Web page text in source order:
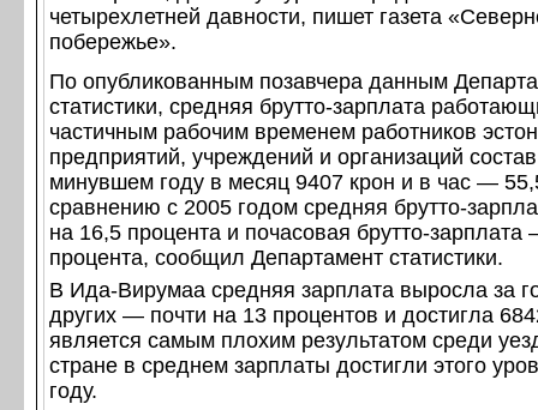
четырехлетней давности, пишет газета
побережье».
По опубликованным позавчера данным
статистики, средняя брутто-зарплата
частичным рабочим временем работников
предприятий, учреждений и организаций
минувшем году в месяц 9407 крон и в час —
сравнению с 2005 годом средняя брутто-
на 16,5 процента и почасовая брутто-
процента, сообщил Департамент статистики.
В Ида-Вирумаа средняя зарплата выросла за
других — почти на 13 процентов и достигла
является самым плохим результатом среди
стране в среднем зарплаты достигли этого
году.